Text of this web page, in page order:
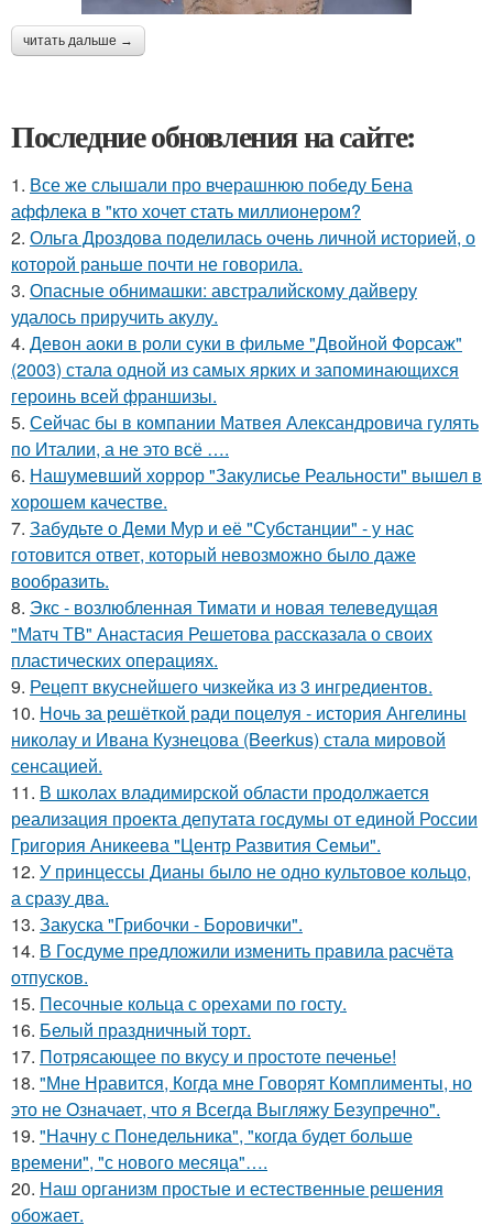
читать дальше →
Последние обновления на сайте:
1. Все же слышали про вчерашнюю победу Бена
аффлека в "кто хочет стать миллионером?
2. Ольга Дроздова поделилась очень личной историей, о
которой раньше почти не говорила.
3. Опасные обнимашки: австралийскому дайверу
удалось приручить акулу.
4. Девон аоки в роли суки в фильме "Двойной Форсаж"
(2003) стала одной из самых ярких и запоминающихся
героинь всей франшизы.
5. Сейчас бы в компании Матвея Александровича гулять
по Италии, а не это всё ….
6. Нашумевший хоррор "Закулисье Реальности" вышел в
хорошем качестве.
7. Забудьте о Деми Мур и её "Субстанции" - у нас
готовится ответ, который невозможно было даже
вообразить.
8. Экс - возлюбленная Тимати и новая телеведущая
"Матч ТВ" Анастасия Решетова рассказала о своих
пластических операциях.
9. Рецепт вкуснейшего чизкейка из 3 ингредиентов.
10. Ночь за решёткой ради поцелуя - история Ангелины
николау и Ивана Кузнецова (Beerkus) стала мировой
сенсацией.
11. В школах владимирской области продолжается
реализация проекта депутата госдумы от единой России
Григория Аникеева "Центр Развития Семьи".
12. У принцессы Дианы было не одно культовое кольцо,
а сразу два.
13. Закуска "Грибочки - Боровички".
14. В Госдуме пpeдложили изменить пpaвила расчёта
отпусков.
15. Песочные кольца с орехами по госту.
16. Белый праздничный торт.
17. Потрясающее по вкусу и простоте печенье!
18. "Мне Нравится, Когда мне Говорят Комплименты, но
это не Означает, что я Всегда Выгляжу Безупречно".
19. "Начну с Понедельника", "когда будет больше
времени", "с нового месяца"….
20. Наш организм простые и естественные решения
обожает.